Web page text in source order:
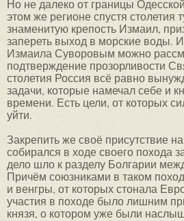
Но не далеко от границы
этом же регионе спустя столетия
знаменитую крепость Измаил,
запереть выход в морские воды.
Измаила Суворовым можно
подтверждение прозорливости
столетия Россия всё равно
задачи, которые намечал себе и
времени. Есть цели, от которых
уйти.
Закрепить же своё присутствие
собирался в ходе своего похода
дело шло к разделу Болгарии
Причём союзниками в таком
и венгры, от которых стонала
участия в походе было лишним
князя, о котором уже были